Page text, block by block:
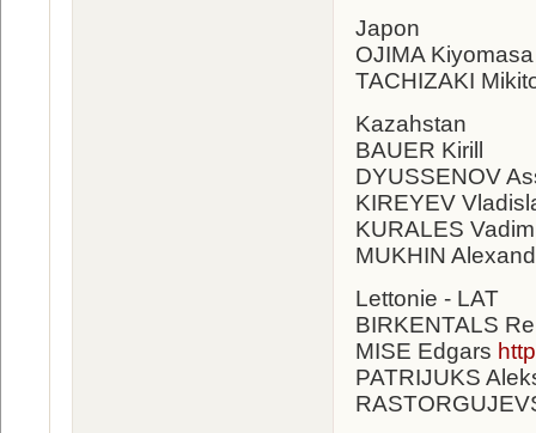
Japon
OJIMA Kiyomasa
TACHIZAKI
Kazahstan
BAUER Kirill
DYUSSENOV
KIREYEV
KURALES Vadim
MUKHIN
Lettonie - LAT
BIRKENTALS
MISE Edgars
PATRIJUKS